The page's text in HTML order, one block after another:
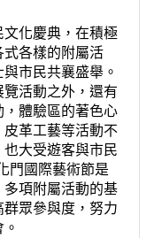
文化慶典，在積極
各樣的附屬活
市民共襄盛舉。
活動之外，還有
體驗區的著色心
革工藝等活動不
大受遊客與市民
門國際藝術節是
項附屬活動的基
眾參與度，努力